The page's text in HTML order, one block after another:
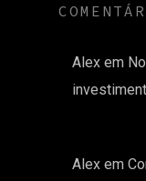
Alex em
Alex em